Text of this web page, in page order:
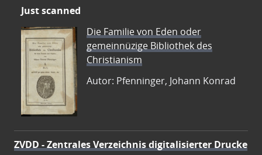
Just scanned
Die Familie von Eden oder
gemeinnüzige Bibliothek des
Christianism
Autor: Pfenninger, Johann Konrad
ZVDD - Zentrales Verzeichnis digitalisierter Drucke